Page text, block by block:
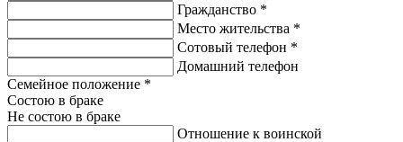
Гражданство *
Место жительства *
Сотовый телефон *
Домашний телефон
Семейное положение *
Состою в браке
Не состою в браке
Отношение к воинской